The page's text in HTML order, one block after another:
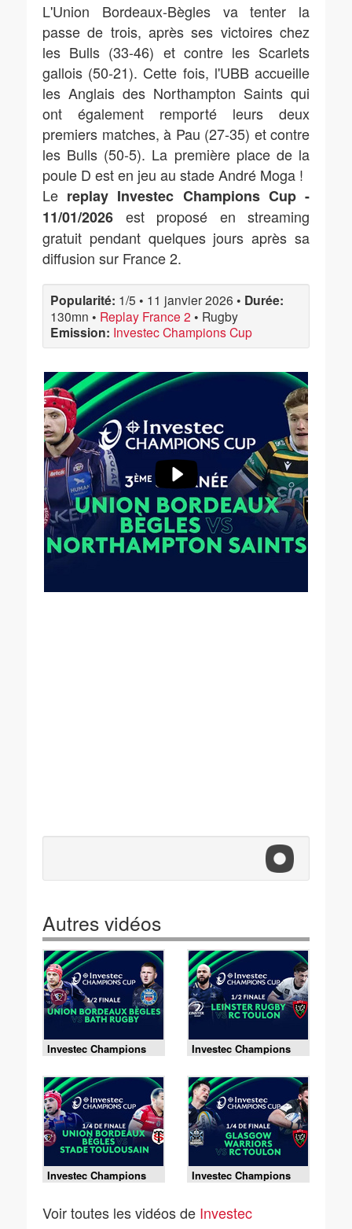
L'Union Bordeaux-Bègles va tenter la
passe de trois, après ses victoires chez
les Bulls (33-46) et contre les Scarlets
gallois (50-21). Cette fois, l'UBB accueille
les Anglais des Northampton Saints qui
ont également remporté leurs deux
premiers matches, à Pau (27-35) et contre
les Bulls (50-5). La première place de la
poule D est en jeu au stade André Moga !
Le replay Investec Champions Cup -
11/01/2026 est proposé en streaming
gratuit pendant quelques jours après sa
diffusion sur France 2.
Popularité: 1/5 • 11 janvier 2026 • Durée:
130mn • Replay France 2 • Rugby
Emission: Investec Champions Cup
Autres vidéos
Investec Champions
Cup - 03/05/2026
Investec Champions
Cup - 02/05/2026
Investec Champions
Cup - 12/04/2026
Investec Champions
Cup - 11/04/2026
Voir toutes les vidéos de Investec